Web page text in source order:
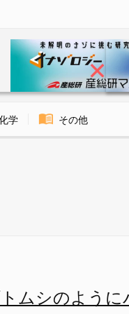
学 その他
ムシのよう